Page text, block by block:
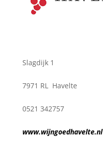
Slagdijk 1
7971 RL Havelte
0521 342757
www.wijngoedhavelte.nl